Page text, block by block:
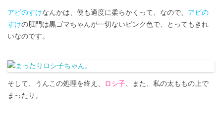
アビのすけなんかは、便も適度に柔らかくって、なので、 アビの
すけの肛門は黒ゴマちゃんが一切ないピンク色で、とってもきれ
いなのです。
そして、うんこの処理を終え、 ロシ子 、また、私の太ももの上で
まったり。